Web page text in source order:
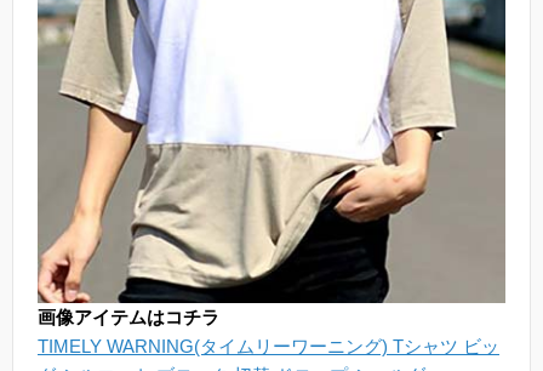
画像アイテムはコチラ
TIMELY WARNING(タイムリーワーニング) Tシャツ ビッ